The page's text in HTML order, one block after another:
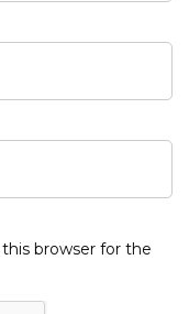
browser for the